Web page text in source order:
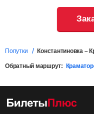
Попутки Константиновка –
Обратный маршрут: